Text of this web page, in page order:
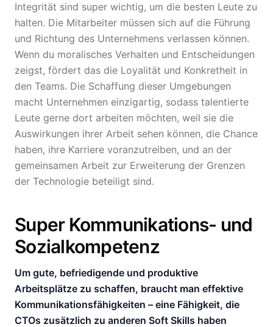
Integrität sind super wichtig, um die besten Leute zu
halten. Die Mitarbeiter müssen sich auf die Führung
und Richtung des Unternehmens verlassen können.
Wenn du moralisches Verhalten und Entscheidungen
zeigst, fördert das die Loyalität und Konkretheit in
den Teams. Die Schaffung dieser Umgebungen
macht Unternehmen einzigartig, sodass talentierte
Leute gerne dort arbeiten möchten, weil sie die
Auswirkungen ihrer Arbeit sehen können, die Chance
haben, ihre Karriere voranzutreiben, und an der
gemeinsamen Arbeit zur Erweiterung der Grenzen
der Technologie beteiligt sind.
Super Kommunikations- und
Sozialkompetenz
Um gute, befriedigende und produktive
Arbeitsplätze zu schaffen, braucht man effektive
Kommunikationsfähigkeiten – eine Fähigkeit, die
CTOs zusätzlich zu anderen Soft Skills haben